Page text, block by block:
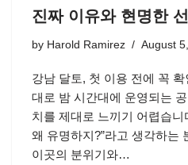
진짜 이유와 현명한
by Harold Ramirez August
강남 달토, 첫 이용 전에 꼭
대로 밤 시간대에 운영되는
치를 제대로 느끼기 어렵습니
왜 유명하지?”라고 생각하는
이곳의 분위기와…